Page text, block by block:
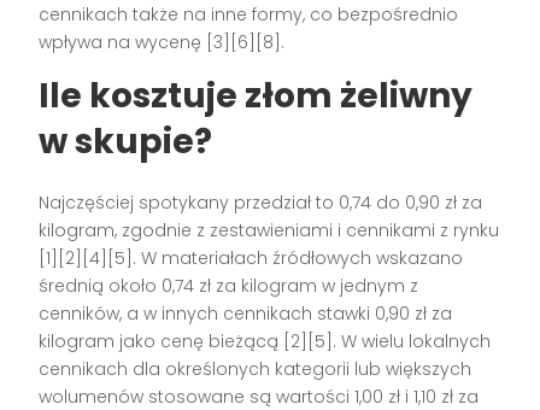
cennikach także na inne formy, co bezpośrednio
wpływa na wycenę [3][6][8].
Ile kosztuje złom żeliwny
w skupie?
Najczęściej spotykany przedział to 0,74 do 0,90 zł za
kilogram, zgodnie z zestawieniami i cennikami z rynku
[1][2][4][5]. W materiałach źródłowych wskazano
średnią około 0,74 zł za kilogram w jednym z
cenników, a w innych cennikach stawki 0,90 zł za
kilogram jako cenę bieżącą [2][5]. W wielu lokalnych
cennikach dla określonych kategorii lub większych
wolumenów stosowane są wartości 1,00 zł i 1,10 zł za